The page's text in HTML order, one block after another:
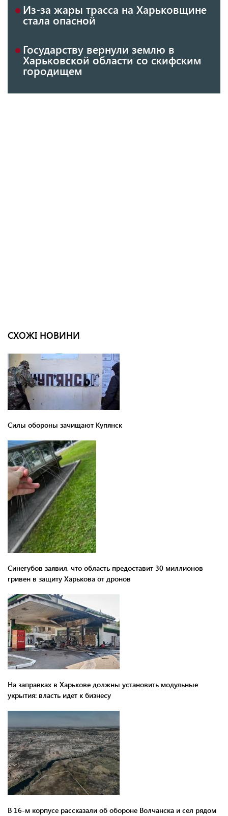
Из-за жары трасса на Харьковщине
стала опасной
Государству вернули землю в
Харьковской области со скифским
городищем
СХОЖІ НОВИНИ
Силы обороны зачищают Купянск
Синегубов заявил, что область предоставит 30 миллионов
гривен в защиту Харькова от дронов
На заправках в Харькове должны установить модульные
укрытия: власть идет к бизнесу
В 16-м корпусе рассказали об обороне Волчанска и сел рядом